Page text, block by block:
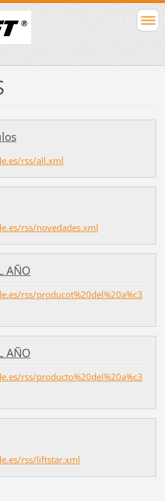
rss/all.xml
rss/novedades.xml
AÑO
rss/producot%20del%20a%c3
AÑO
rss/producto%20del%20a%c3
rss/liftstar.xml